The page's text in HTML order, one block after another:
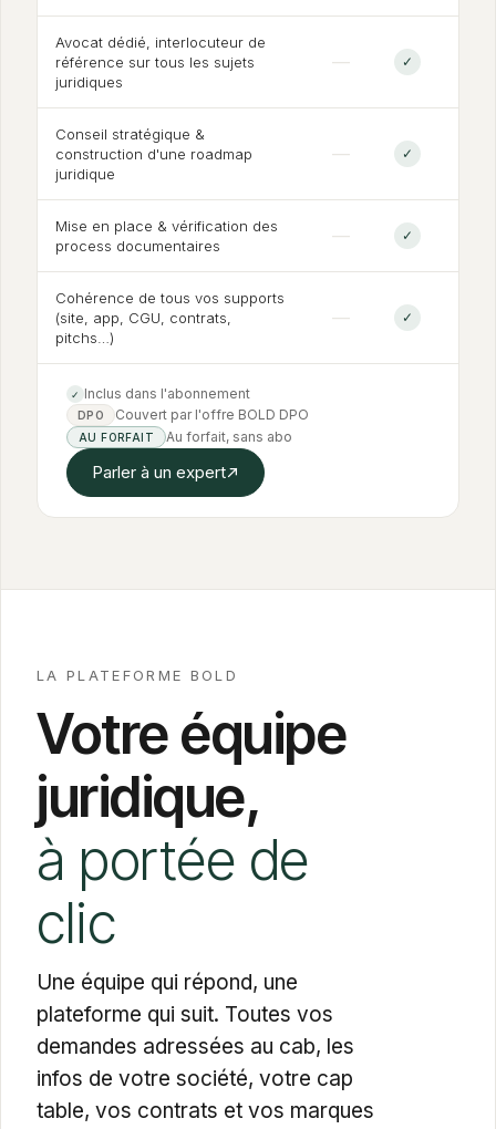
Avocat dédié, interlocuteur de
référence sur tous les sujets
juridiques
— ✓
Conseil stratégique &
construction d'une roadmap
juridique
— ✓
Mise en place & vérification des
process documentaires
— ✓
Cohérence de tous vos supports
(site, app, CGU, contrats,
pitchs…)
— ✓
✓ Inclus dans l'abonnement
DPO Couvert par l'offre BOLD DPO
AU FORFAIT Au forfait, sans abo
Parler à un expert
LA PLATEFORME BOLD
Votre équipe
juridique,
à portée de
clic
Une équipe qui répond, une
plateforme qui suit. Toutes vos
demandes adressées au cab, les
infos de votre société, votre cap
table, vos contrats et vos marques